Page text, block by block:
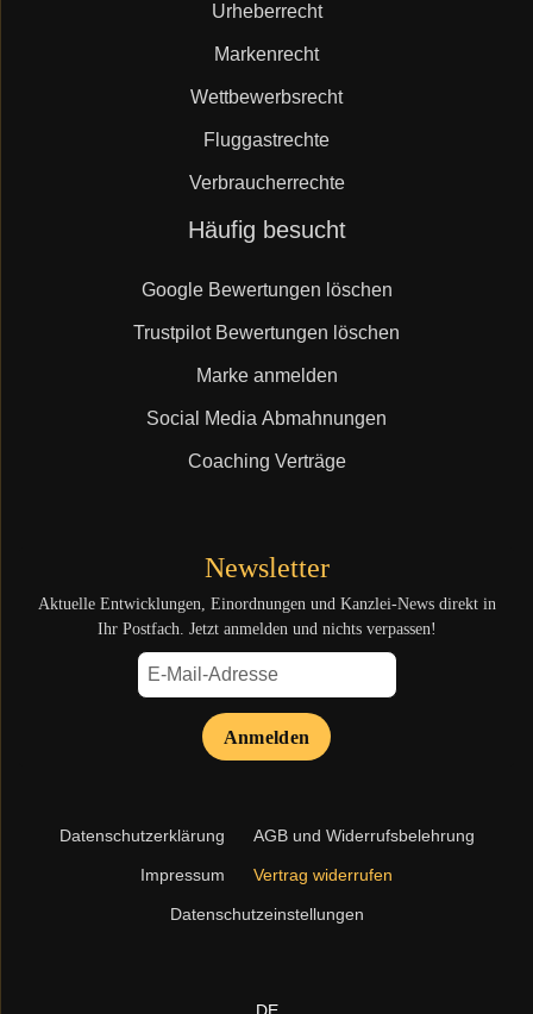
Urheberrecht
Markenrecht
Wettbewerbsrecht
Fluggastrechte
Verbraucherrechte
Häufig besucht
Google Bewertungen löschen
Trustpilot Bewertungen löschen
Marke anmelden
Social Media Abmahnungen
Coaching Verträge
Newsletter
Aktuelle Entwicklungen, Einordnungen und Kanzlei-News direkt in
Ihr Postfach. Jetzt anmelden und nichts verpassen!
Anmelden
Navigation
Datenschutzerklärung AGB und Widerrufsbelehrung
Impressum Vertrag widerrufen
Datenschutzeinstellungen